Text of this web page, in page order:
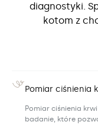
diagnostyki.
kotom z
Pomiar ciśnienia
Pomiar ciśnienia
badanie, które